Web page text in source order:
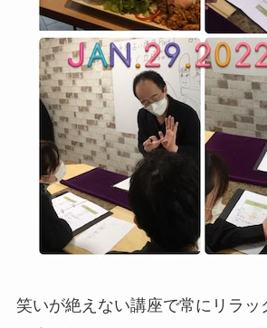
笑いが絶えない講座で常にリラッ